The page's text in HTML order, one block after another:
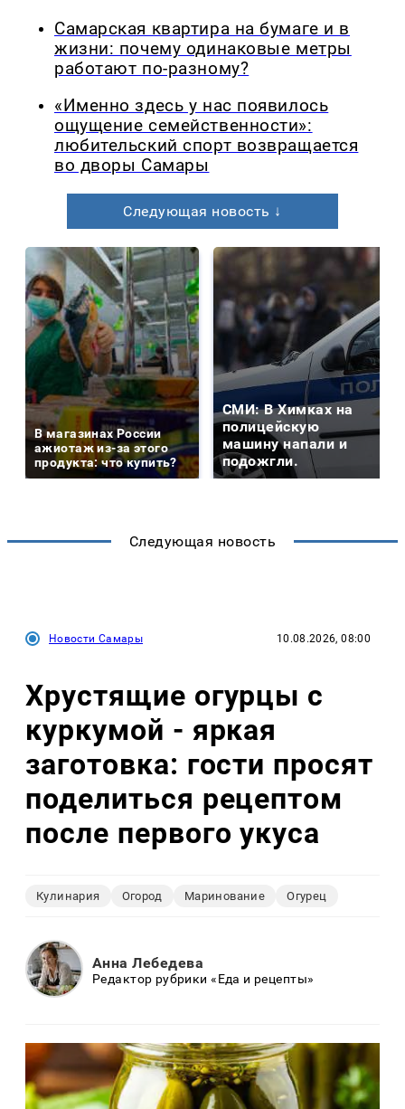
Самарская квартира на бумаге и в
жизни: почему одинаковые метры
работают по-разному?
«Именно здесь у нас появилось
ощущение семейственности»:
любительский спорт возвращается
во дворы Самары
Следующая новость ↓
В магазинах России
ажиотаж из-за этого
продукта: что купить?
СМИ: В Химках на
полицейскую
машину напали и
подожгли.
Следующая новость
Новости Самары 10.08.2026, 08:00
Хрустящие огурцы с
куркумой - яркая
заготовка: гости просят
поделиться рецептом
после первого укуса
Кулинария Огород Маринование Огурец
Анна Лебедева
Редактор рубрики «Еда и рецепты»